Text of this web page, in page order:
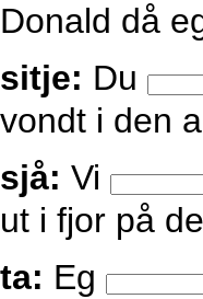
Donald då
sitje: Du
vondt i den
sjå: Vi
ut i fjor på
ta: Eg